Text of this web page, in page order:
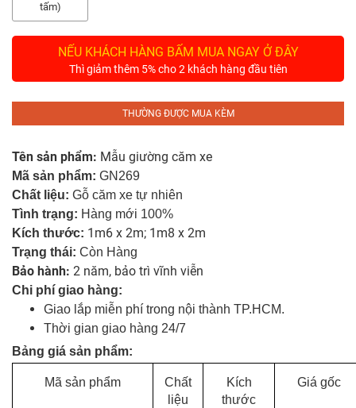
Thờ
Nội
Văn
Phòng
Sản
Phẩm
Khác
Giới
Thiệu
Dự
Án
tấm)
NẾU KHÁCH HÀNG BẤM MUA NGAY Ở ĐÂY
Thì giảm thêm 5% cho 2 khách hàng đầu tiên
THƯỜNG ĐƯỢC MUA KÈM
Tên sản phẩm: Mẫu giường căm xe
Mã sản phẩm: GN269
Chất liệu: Gỗ căm xe tự nhiên
Tình trạng: Hàng mới 100%
Kích thước: 1m6 x 2m; 1m8 x 2m
Trạng thái: Còn Hàng
Bảo hành: 2 năm, bảo trì vĩnh viễn
Chi phí giao hàng:
Giao lắp miễn phí trong nội thành TP.HCM.
Thời gian giao hàng 24/7
Bảng giá sản phẩm:
Mã sản phẩm
Chất
liệu
Kích
thước
Giá gốc